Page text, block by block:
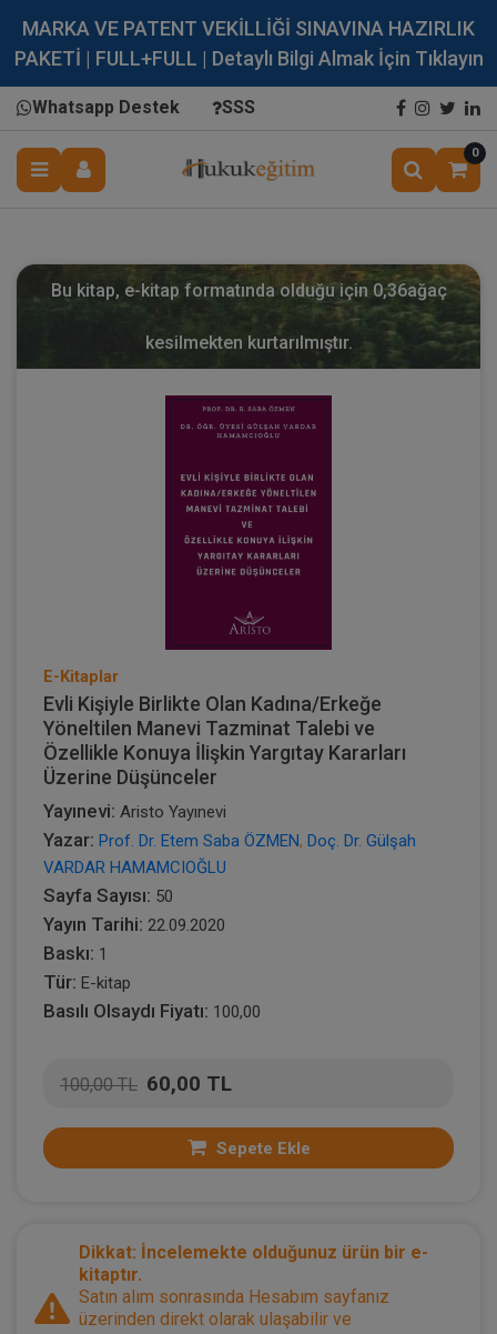
MARKA VE PATENT VEKİLLİĞİ SINAVINA HAZIRLIK
PAKETİ | FULL+FULL | Detaylı Bilgi Almak İçin Tıklayın
Whatsapp Destek SSS
0
Bu kitap, e-kitap formatında olduğu için 0,36ağaç
kesilmekten kurtarılmıştır.
E-Kitaplar
Evli Kişiyle Birlikte Olan Kadına/Erkeğe
Yöneltilen Manevi Tazminat Talebi ve
Özellikle Konuya İlişkin Yargıtay Kararları
Üzerine Düşünceler
Yayınevi: Aristo Yayınevi
Yazar: Prof. Dr. Etem Saba ÖZMEN, Doç. Dr. Gülşah
VARDAR HAMAMCIOĞLU
Sayfa Sayısı: 50
Yayın Tarihi: 22.09.2020
Baskı: 1
Tür: E-kitap
Basılı Olsaydı Fiyatı: 100,00
100,00 TL 60,00 TL
Sepete Ekle
Dikkat: İncelemekte olduğunuz ürün bir e-
kitaptır.
Satın alım sonrasında Hesabım sayfanız
üzerinden direkt olarak ulaşabilir ve